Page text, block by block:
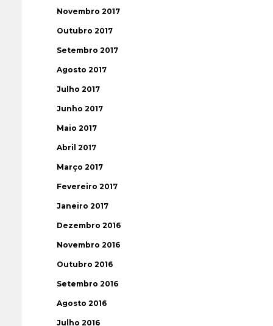
Novembro 2017
Outubro 2017
Setembro 2017
Agosto 2017
Julho 2017
Junho 2017
Maio 2017
Abril 2017
Março 2017
Fevereiro 2017
Janeiro 2017
Dezembro 2016
Novembro 2016
Outubro 2016
Setembro 2016
Agosto 2016
Julho 2016